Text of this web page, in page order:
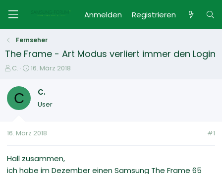
Anmelden Registrieren
Fernseher
The Frame - Art Modus verliert immer den Login
E
s
e
e
C.
E
t
t
m
16. März 2018
C C.
User
16. März 2018 #1
Hall zusammen,
ich habe im Dezember einen Samsung The Frame 65